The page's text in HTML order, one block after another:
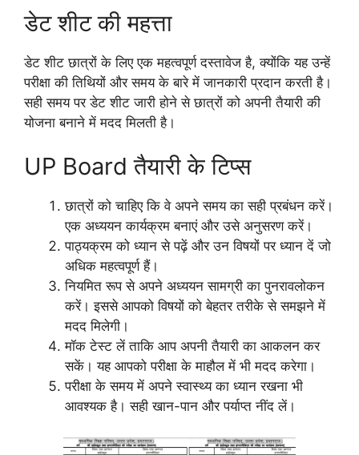
डेट शीट की महत्ता
डेट शीट छात्रों के लिए एक महत्वपूर्ण दस्तावेज है, क्योंकि यह उन्हें
परीक्षा की तिथियों और समय के बारे में जानकारी प्रदान करती है।
सही समय पर डेट शीट जारी होने से छात्रों को अपनी तैयारी की
योजना बनाने में मदद मिलती है।
UP Board तैयारी के टिप्स
छात्रों को चाहिए कि वे अपने समय का सही प्रबंधन करें।
एक अध्ययन कार्यक्रम बनाएं और उसे अनुसरण करें।
पाठ्यक्रम को ध्यान से पढ़ें और उन विषयों पर ध्यान दें जो
अधिक महत्वपूर्ण हैं।
नियमित रूप से अपने अध्ययन सामग्री का पुनरावलोकन
करें। इससे आपको विषयों को बेहतर तरीके से समझने में
मदद मिलेगी।
मॉक टेस्ट लें ताकि आप अपनी तैयारी का आकलन कर
सकें। यह आपको परीक्षा के माहौल में भी मदद करेगा।
परीक्षा के समय में अपने स्वास्थ्य का ध्यान रखना भी
आवश्यक है। सही खान-पान और पर्याप्त नींद लें।